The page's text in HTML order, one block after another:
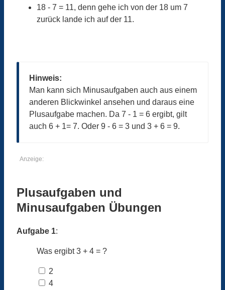
18 - 7 = 11, denn gehe ich von der 18 um 7
zurück lande ich auf der 11.
Hinweis:
Man kann sich Minusaufgaben auch aus einem
anderen Blickwinkel ansehen und daraus eine
Plusaufgabe machen. Da 7 - 1 = 6 ergibt, gilt
auch 6 + 1= 7. Oder 9 - 6 = 3 und 3 + 6 = 9.
Anzeige:
Plusaufgaben und
Minusaufgaben Übungen
Aufgabe 1:
Was ergibt 3 + 4 = ?
2
4